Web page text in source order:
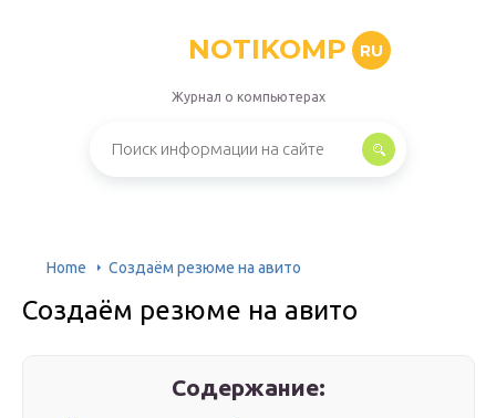
NOTIKOMP RU
Журнал о компьютерах
Home Создаём резюме на авито
Создаём резюме на авито
Содержание: